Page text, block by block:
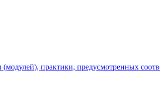
практики, предусмотренных